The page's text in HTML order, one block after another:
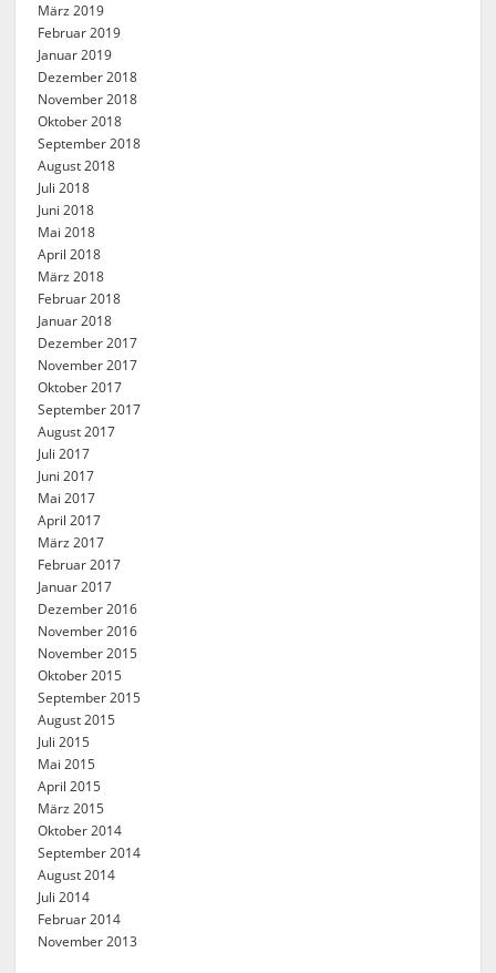
März 2019
Februar 2019
Januar 2019
Dezember 2018
November 2018
Oktober 2018
September 2018
August 2018
Juli 2018
Juni 2018
Mai 2018
April 2018
März 2018
Februar 2018
Januar 2018
Dezember 2017
November 2017
Oktober 2017
September 2017
August 2017
Juli 2017
Juni 2017
Mai 2017
April 2017
März 2017
Februar 2017
Januar 2017
Dezember 2016
November 2016
November 2015
Oktober 2015
September 2015
August 2015
Juli 2015
Mai 2015
April 2015
März 2015
Oktober 2014
September 2014
August 2014
Juli 2014
Februar 2014
November 2013